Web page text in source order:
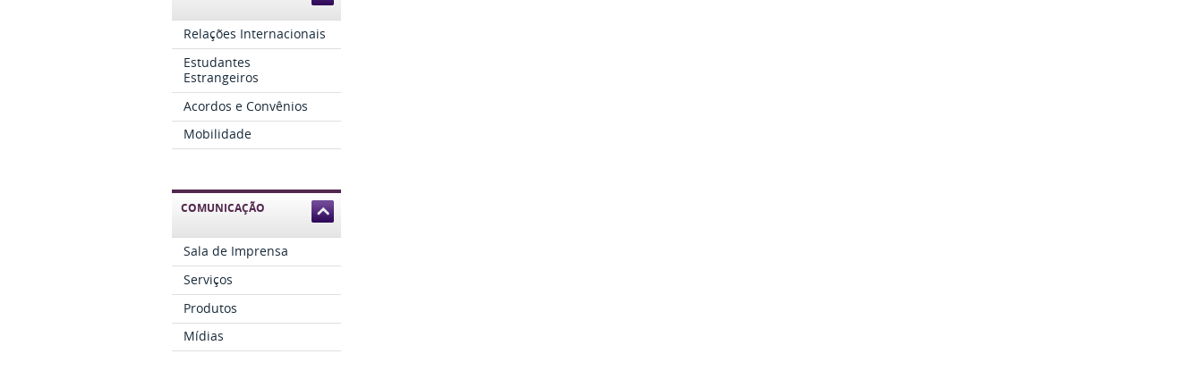
Relações Internacionais
Estudantes
Estrangeiros
Acordos e Convênios
Mobilidade
COMUNICAÇÃO
Sala de Imprensa
Serviços
Produtos
Mídias